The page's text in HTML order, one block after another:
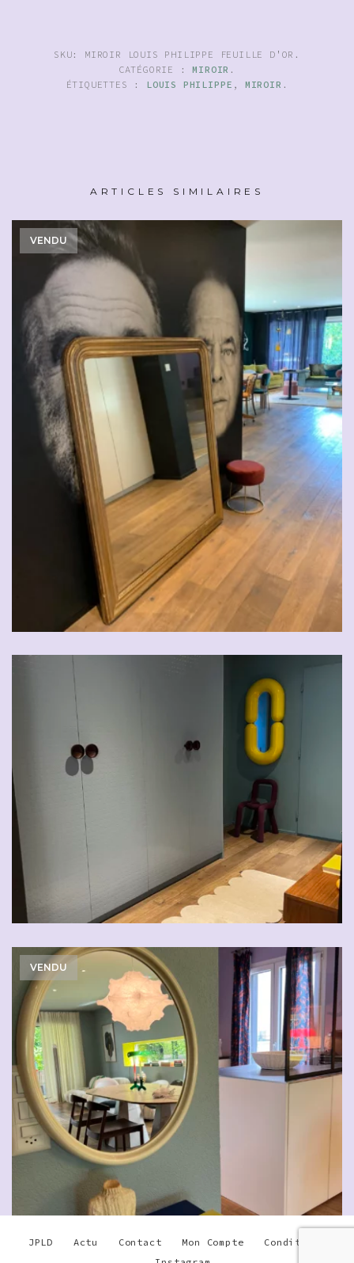
SKU: MIROIR LOUIS PHILIPPE FEUILLE D'OR .
CATÉGORIE :MIROIR .
ÉTIQUETTES : LOUIS PHILIPPE , MIROIR .
ARTICLES SIMILAIRES
VENDU
VENDU
JPLD Actu Contact Mon Compte
Conditions